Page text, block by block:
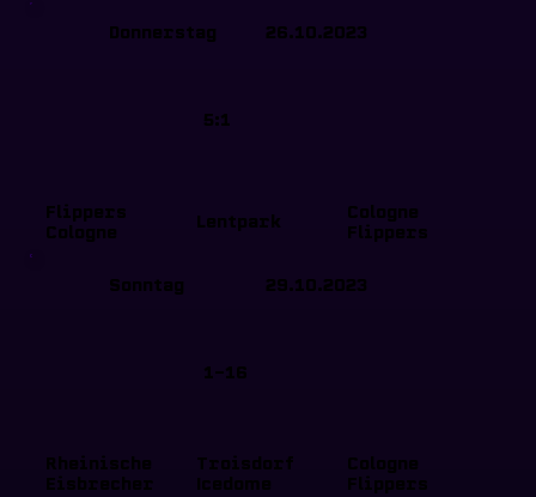
5:1
Donnerstag 26.10.2023
Flippers
Cologne
Lentpark
Cologne
Flippers
1-16
Sonntag 29.10.2023
Rheinische
Eisbrecher
Troisdorf
Icedome
Cologne
Flippers